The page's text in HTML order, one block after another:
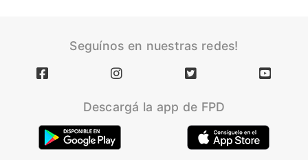
Seguínos en nuestras redes!
Descargá la app de FPD